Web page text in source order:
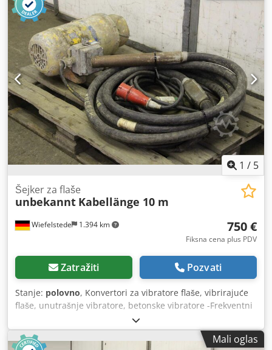
1 / 5
Wiefelstede 1.394 km
Šejker za flaše
unbekannt Kabellänge 10 m
750 €
Fiksna cena plus PDV
Zatražiti Pozvati
Stanje: polovno, Konvertori za vibratore flaše, vibrirajuće
flaše, unutrašnje vibratore, betonske vibratore -Frekventni
konvertor: dimenzije 550/480/H260 mm -Vibrirajuca boca:
dužina 450 mm -Dužina creva: 10 m Dcedjfngxfspfx Ahkok -
Težina: 98 kg
Mali oglas